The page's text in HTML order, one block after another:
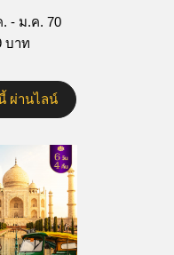
. - ม.ค. 70
บาท
ผ่านไลน์